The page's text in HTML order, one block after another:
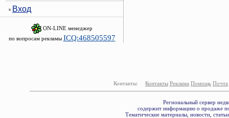
Вход
ON-LINE менеджер
по вопросам рекламы ICQ:468505597
Контакты: Контакты Реклама Помощь Почта
Региональный сервер
содержит информацию о продаже
Тематические материалы, новости,